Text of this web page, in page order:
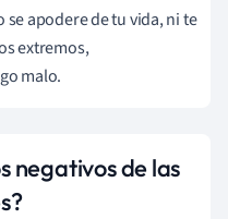
apodere de tu vida, ni te
extremos,
malo.
negativos de las